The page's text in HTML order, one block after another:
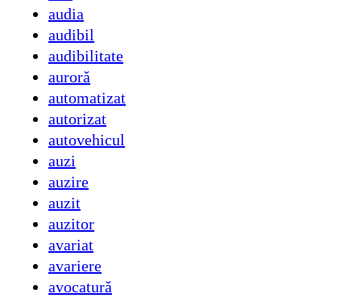
audia
audibil
audibilitate
auroră
automatizat
autorizat
autovehicul
auzi
auzire
auzit
auzitor
avariat
avariere
avocatură